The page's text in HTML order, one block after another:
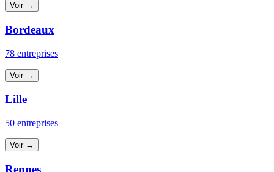
Voir →
Bordeaux
78 entreprises
Voir →
Lille
50 entreprises
Voir →
Rennes